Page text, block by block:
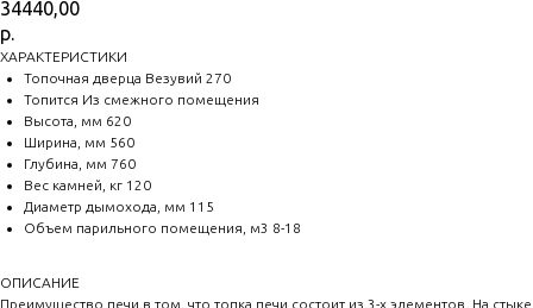
34440,00
р.
ХАРАКТЕРИСТИКИ
Топочная дверца Везувий 270
Топится Из смежного помещения
Высота, мм 620
Ширина, мм 560
Глубина, мм 760
Вес камней, кг 120
Диаметр дымохода, мм 115
Объем парильного помещения, м3 8-18
ОПИСАНИЕ
Преимущество печи в том, что топка печи состоит из 3-х элементов. На стыке